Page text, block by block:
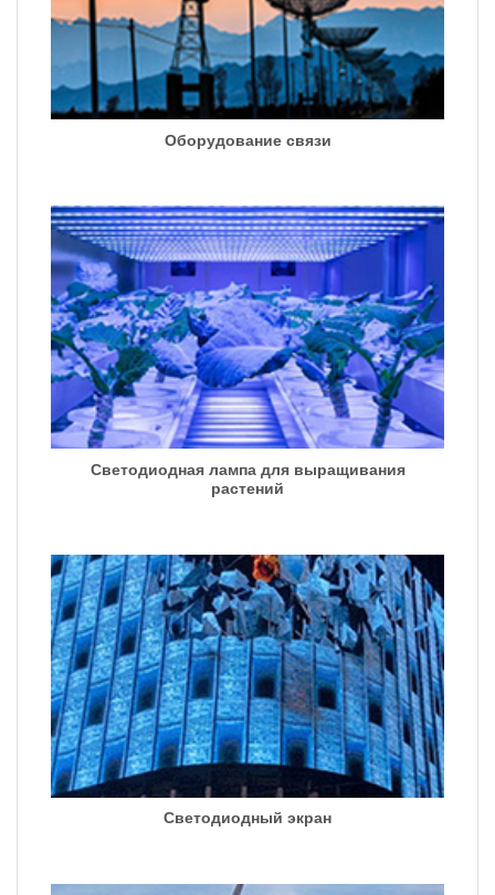
Оборудование связи
Светодиодная лампа для выращивания
растений
Светодиодный экран